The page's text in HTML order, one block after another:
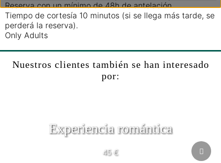
Reserva con un mínimo de 48h de antelación.
Tiempo de cortesía 10 minutos (si se llega más tarde, se
perderá la reserva).
Only Adults
Nuestros clientes también se han interesado
por:
Experiencia romántica
45 €